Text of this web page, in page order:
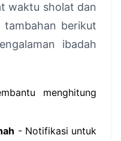
waktu sholat dan
berikut
ibadah
menghitung
- Notifikasi untuk